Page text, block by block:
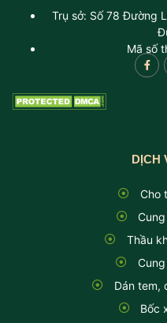
Trụ sở: Số 78 Đường
Mã số
DỊCH
Cho
Thầu
Dán tem,
Bốc